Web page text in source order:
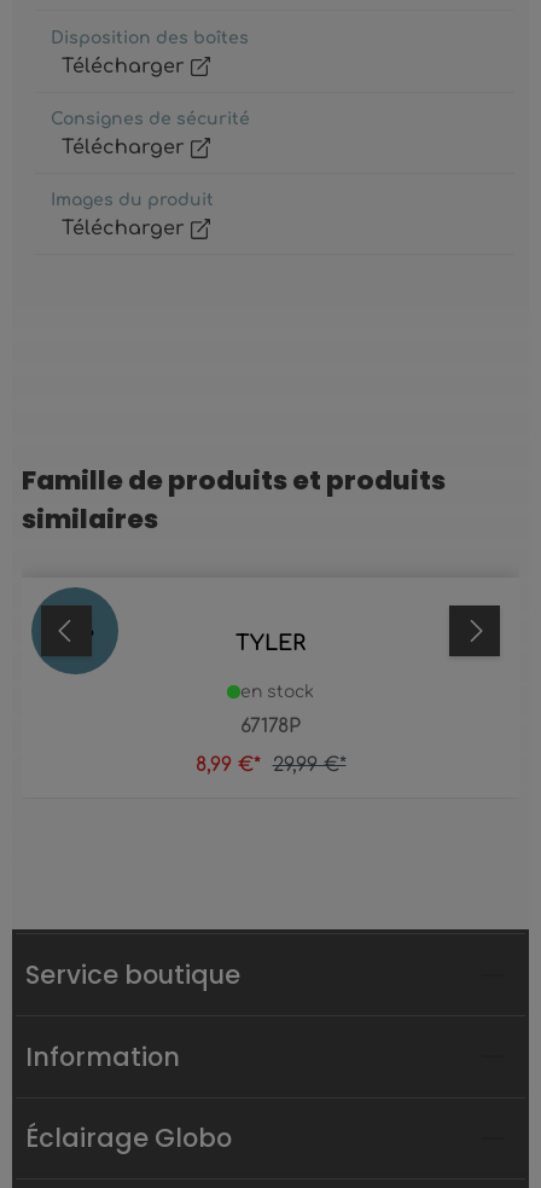
Disposition des boîtes
Télécharger
Consignes de sécurité
Télécharger
Images du produit
Télécharger
Ignorer la galerie de produits
Famille de produits et produits
similaires
70 % TYLER
67178P
en stock
8,99 €* 29,99 €*
Service boutique
Information
Éclairage Globo